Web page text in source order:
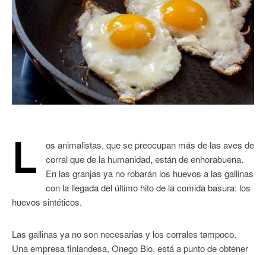
L
os animalistas, que se preocupan más de las aves de
corral que de la humanidad, están de enhorabuena.
En las granjas ya no robarán los huevos a las gallinas
con la llegada del último hito de la comida basura: los
huevos sintéticos.
Las gallinas ya no son necesarias y los corrales tampoco.
Una empresa finlandesa, Onego Bio, está a punto de obtener